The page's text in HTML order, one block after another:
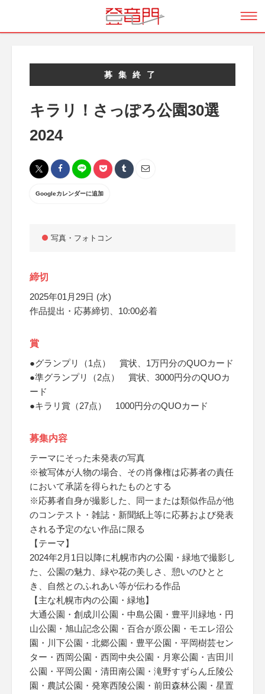
募集終了
キラリ！さっぽろ公園30選
2024
Googleカレンダーに追加
写真・フォトコン
締切
2025年01月29日 (水)
作品提出・応募締切、10:00必着
賞
●グランプリ（1点） 賞状、1万円分のQUOカード
●準グランプリ（2点） 賞状、3000円分のQUOカ
ード
●キラリ賞（27点） 1000円分のQUOカード
募集内容
テーマにそった未発表の写真
※被写体が人物の場合、その肖像権は応募者の責任
において承諾を得られたものとする
※応募者自身が撮影した、同一または類似作品が他
のコンテスト・雑誌・新聞紙上等に応募および発表
される予定のない作品に限る
【テーマ】
2024年2月1日以降に札幌市内の公園・緑地で撮影し
た、公園の魅力、緑や花の美しさ、憩いのひとと
き、自然とのふれあい等が伝わる作品
【主な札幌市内の公園・緑地】
大通公園・創成川公園・中島公園・豊平川緑地・円
山公園・旭山記念公園・百合が原公園・モエレ沼公
園・川下公園・北郷公園・豊平公園・平岡樹芸セン
ター・西岡公園・西岡中央公園・月寒公園・吉田川
公園・平岡公園・清田南公園・滝野すずらん丘陵公
園・農試公園・発寒西陵公園・前田森林公園・星置